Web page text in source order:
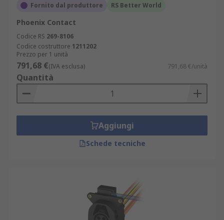
Fornito dal produttore RS Better World
Phoenix Contact
Codice RS 269-8106
Codice costruttore 1211202
Prezzo per 1 unità
791,68 €(IVA esclusa) 791,68 €/unità
Quantità
Aggiungi
Schede tecniche